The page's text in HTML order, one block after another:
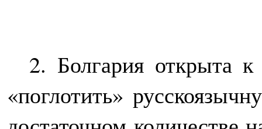
2. Болгария открыта
«поглотить»